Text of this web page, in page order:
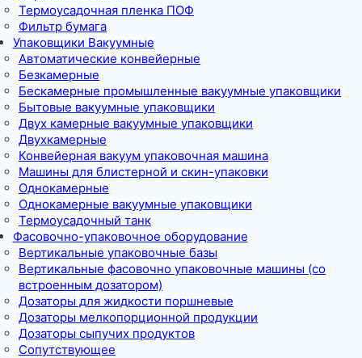
Термоусадочная пленка ПОФ
Фильтр бумага
Упаковщики Вакуумные
Автоматические конвейерные
Безкамерные
Бескамерные промышленные вакуумные упаковщики
Бытовые вакуумные упаковщики
Двух камерные вакуумные упаковщики
Двухкамерные
Конвейерная вакуум упаковочная машина
Машины для блистерной и скин-упаковки
Однокамерные
Однокамерные вакуумные упаковщики
Термоусадочный танк
Фасовочно-упаковочное оборудование
Вертикальные упаковочные базы
Вертикальные фасовочно упаковочные машины (со
встроенным дозатором)
Дозаторы для жидкости поршневые
Дозаторы мелкопорционной продукции
Дозаторы сыпучих продуктов
Сопутствующее